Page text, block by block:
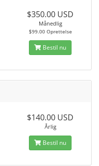
$350.00 USD
Månedlig
$99.00 Oprettelse
Bestil nu
$140.00 USD
Årlig
Bestil nu